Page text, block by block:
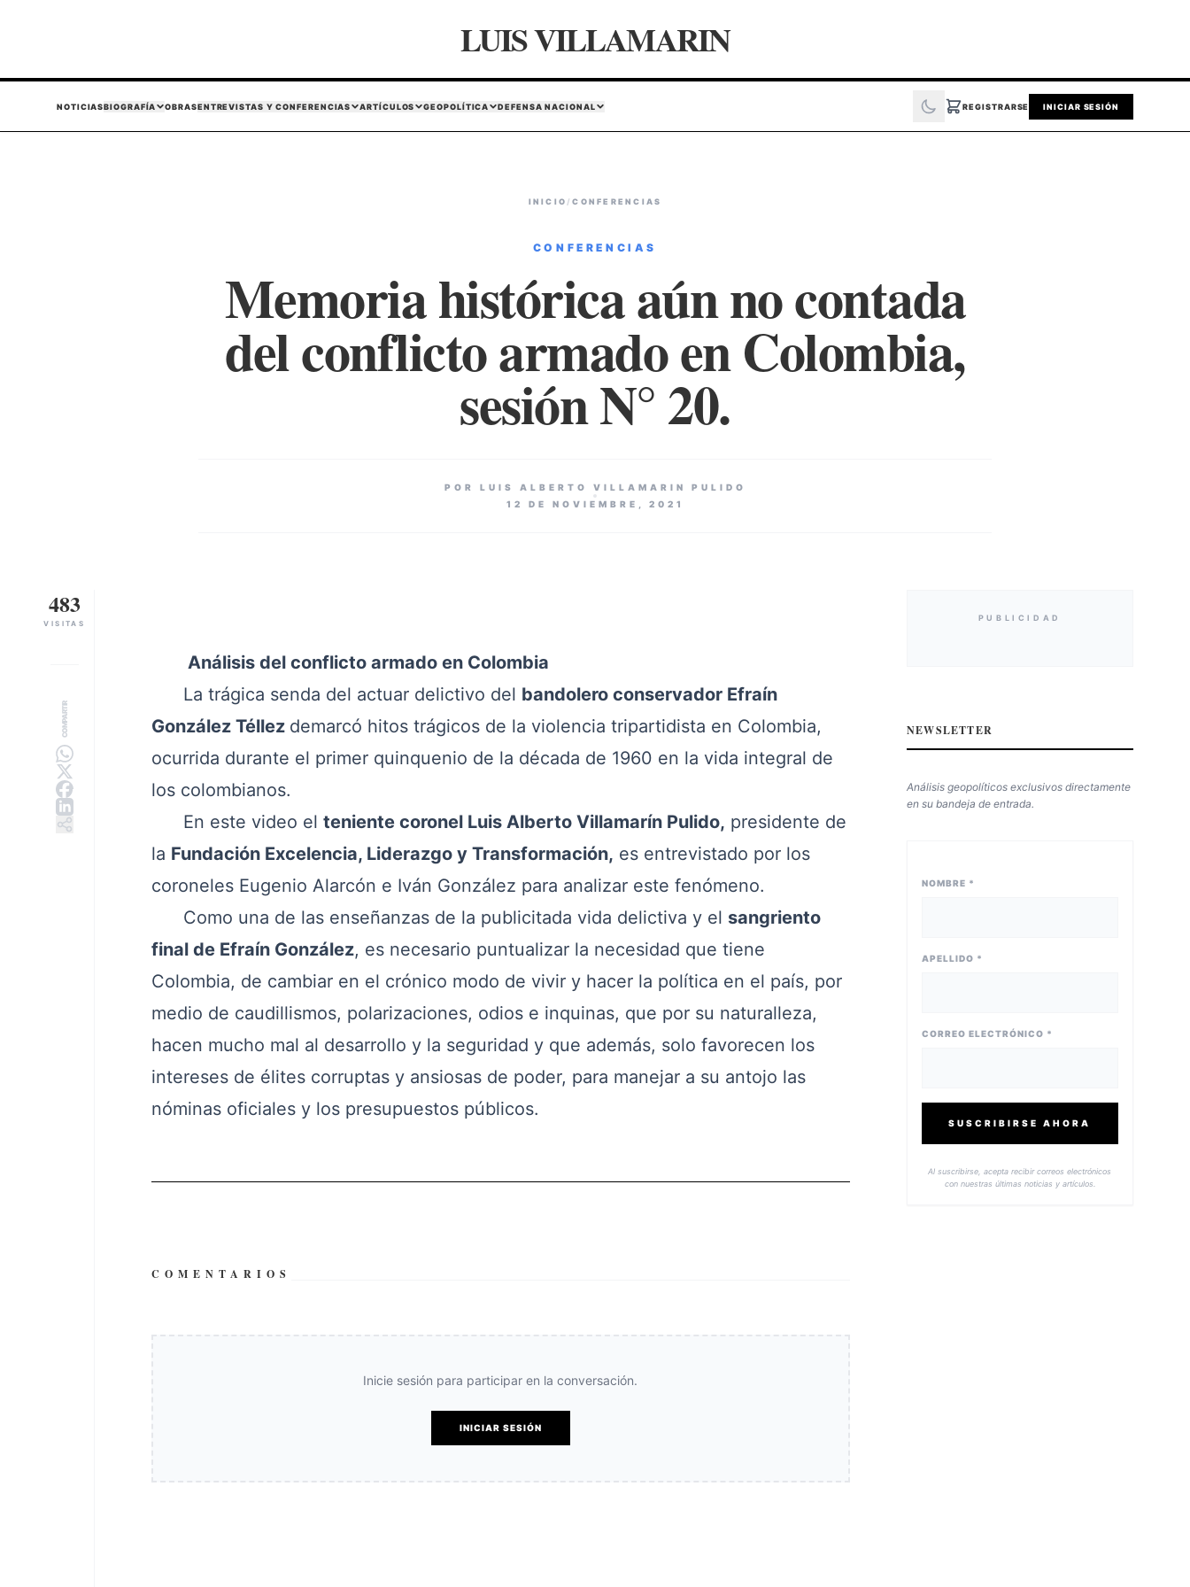
LUIS VILLAMARIN
NOTICIASBIOGRAFÍA OBRASENTREVISTAS Y CONFERENCIAS ARTÍCULOS GEOPOLÍTICA DEFENSA NACIONAL REGISTRARSE INICIAR SESIÓN
INICIO /CONFERENCIAS
CONFERENCIAS
Memoria histórica aún no contada
del conflicto armado en Colombia,
sesión N° 20.
POR LUIS ALBERTO VILLAMARIN PULIDO
12 DE NOVIEMBRE, 2021
483
VISITAS
COMPARTIR
Análisis del conflicto armado en Colombia
La trágica senda del actuar delictivo del bandolero conservador Efraín
González Téllez demarcó hitos trágicos de la violencia tripartidista en Colombia,
ocurrida durante el primer quinquenio de la década de 1960 en la vida integral de
los colombianos.
En este video el teniente coronel Luis Alberto Villamarín Pulido, presidente de
la Fundación Excelencia, Liderazgo y Transformación, es entrevistado por los
coroneles Eugenio Alarcón e Iván González para analizar este fenómeno.
Como una de las enseñanzas de la publicitada vida delictiva y el sangriento
final de Efraín González, es necesario puntualizar la necesidad que tiene
Colombia, de cambiar en el crónico modo de vivir y hacer la política en el país, por
medio de caudillismos, polarizaciones, odios e inquinas, que por su naturalleza,
hacen mucho mal al desarrollo y la seguridad y que además, solo favorecen los
intereses de élites corruptas y ansiosas de poder, para manejar a su antojo las
nóminas oficiales y los presupuestos públicos.
COMENTARIOS
Inicie sesión para participar en la conversación.
INICIAR SESIÓN
PUBLICIDAD
NEWSLETTER
Análisis geopolíticos exclusivos directamente
en su bandeja de entrada.
NOMBRE *
APELLIDO *
CORREO ELECTRÓNICO *
SUSCRIBIRSE AHORA
Al suscribirse, acepta recibir correos electrónicos
con nuestras últimas noticias y artículos.